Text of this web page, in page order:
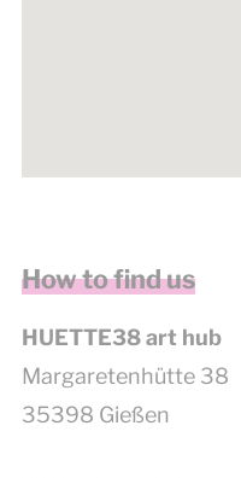
How to find us
HUETTE38 art hub
Margaretenhütte 38
35398 Gießen